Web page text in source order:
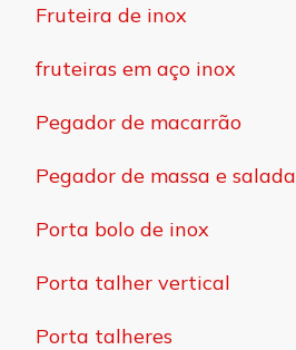
Fruteira de inox
fruteiras em aço inox
Pegador de macarrão
Pegador de massa e salada
Porta bolo de inox
Porta talher vertical
Porta talheres